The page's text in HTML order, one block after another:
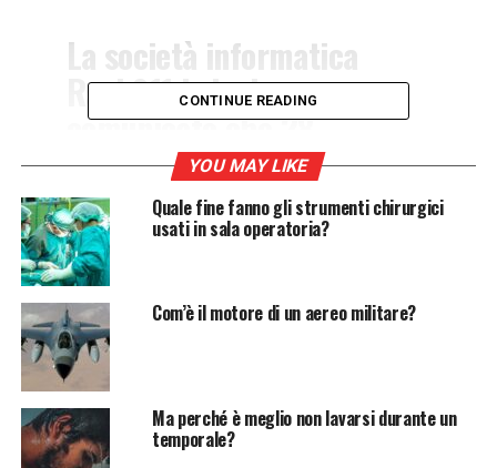
La società informatica
Rack911 Labs ha
comunicato che 28
antivirus sono esposti ad un
possibile attacco da parte
degli hacker, rischiando di
mettere in pericolo il
sistema di sicurezza di
molti devices. Vediamo
quali sono e come
intervenire per
proteggersi.
CONTINUE READING
YOU MAY LIKE
Quale fine fanno gli strumenti chirurgici
usati in sala operatoria?
Com’è il motore di un aereo militare?
Ma perché è meglio non lavarsi durante un
temporale?